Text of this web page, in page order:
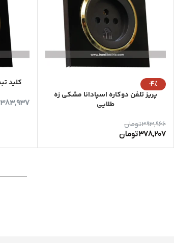
-4%
پریز تلفن دوکاره اسپادانا مشکی زه
طلایی
393,966تومان
378,207تومان
کلید
383,937